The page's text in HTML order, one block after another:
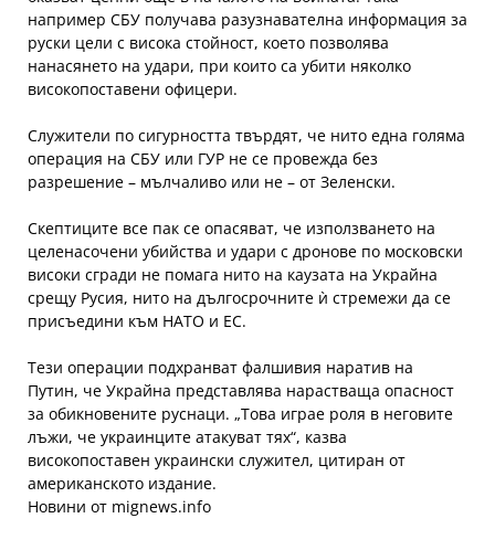
например СБУ получава разузнавателна информация за
руски цели с висока стойност, което позволява
нанасянето на удари, при които са убити няколко
високопоставени офицери.
Служители по сигурността твърдят, че нито една голяма
операция на СБУ или ГУР не се провежда без
разрешение – мълчаливо или не – от Зеленски.
Скептиците все пак се опасяват, че използването на
целенасочени убийства и удари с дронове по московски
високи сгради не помага нито на каузата на Украйна
срещу Русия, нито на дългосрочните ѝ стремежи да се
присъедини към НАТО и ЕС.
Тези операции подхранват фалшивия наратив на
Путин, че Украйна представлява нарастваща опасност
за обикновените руснаци. „Това играе роля в неговите
лъжи, че украинците атакуват тях“, казва
високопоставен украински служител, цитиран от
американското издание.
Новини от mignews.info